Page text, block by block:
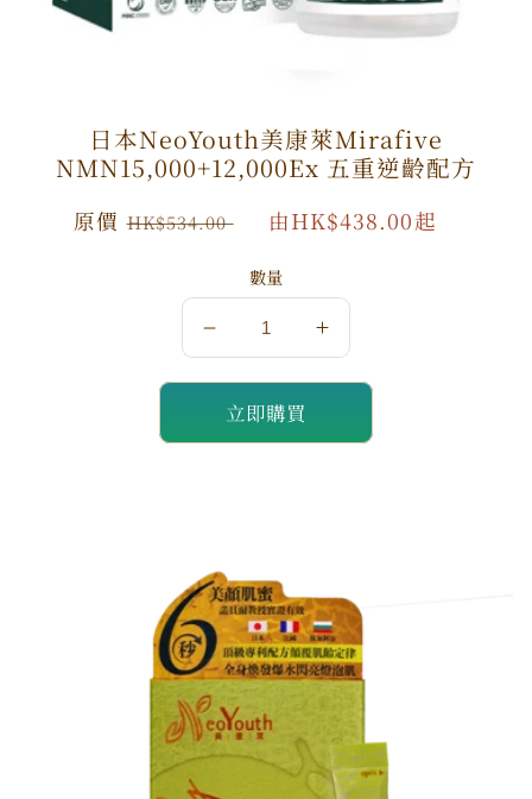
日本NeoYouth美康萊Mirafive
NMN15,000+12,000Ex 五重逆齡配方
原
原價HK$534.00 由HK$438.00起
數量
量
減
少
量
加
立即購買